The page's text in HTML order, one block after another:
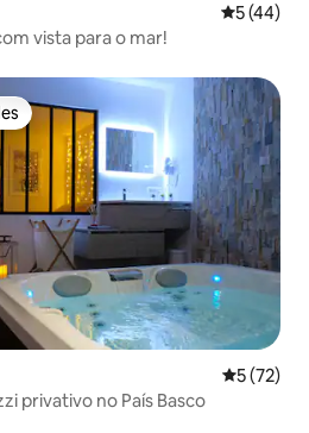
5 de uma
5 (44)
vista para o mar!
dos hóspedes
5 de uma
5 (72)
privativo no País Basco